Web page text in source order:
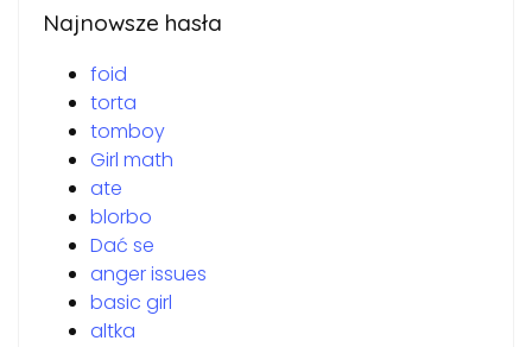
Najnowsze hasła
foid
torta
tomboy
Girl math
ate
blorbo
Dać se
anger issues
basic girl
altka